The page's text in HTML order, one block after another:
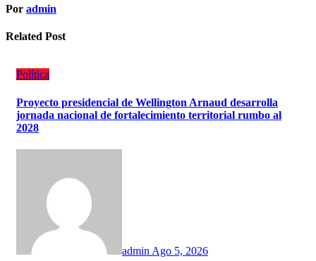
Por admin
Related Post
Política
Proyecto presidencial de Wellington Arnaud desarrolla
jornada nacional de fortalecimiento territorial rumbo al
2028
admin Ago 5, 2026